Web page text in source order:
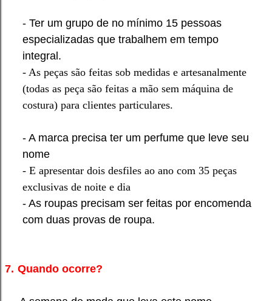
- Ter um grupo de no mínimo 15 pessoas
especializadas que trabalhem em tempo
integral.
- As peças são feitas sob medidas e artesanalmente
(todas as peça são feitas a mão sem máquina de
costura) para clientes particulares.
- A marca precisa ter um perfume que leve seu
nome
- E apresentar dois desfiles ao ano com 35 peças
exclusivas de noite e dia
- As roupas precisam ser feitas por encomenda
com duas provas de roupa.
7. Quando ocorre?